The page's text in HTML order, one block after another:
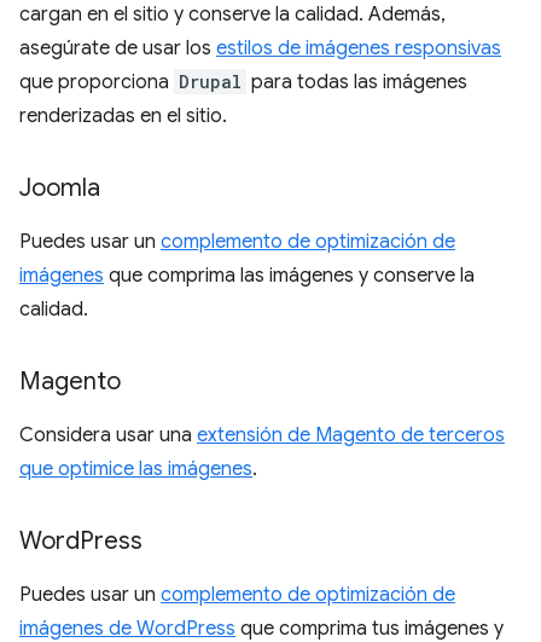
cargan en el sitio y conserve la calidad. Además,
asegúrate de usar los estilos de imágenes responsivas
que proporciona Drupal para todas las imágenes
renderizadas en el sitio.
Joomla
Puedes usar un complemento de optimización de
imágenes que comprima las imágenes y conserve la
calidad.
Magento
Considera usar una extensión de Magento de terceros
que optimice las imágenes.
WordPress
Puedes usar un complemento de optimización de
imágenes de WordPress que comprima tus imágenes y